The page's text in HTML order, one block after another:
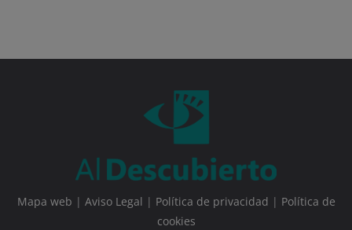
Mapa web | Aviso Legal | Política de privacidad | Política de
cookies